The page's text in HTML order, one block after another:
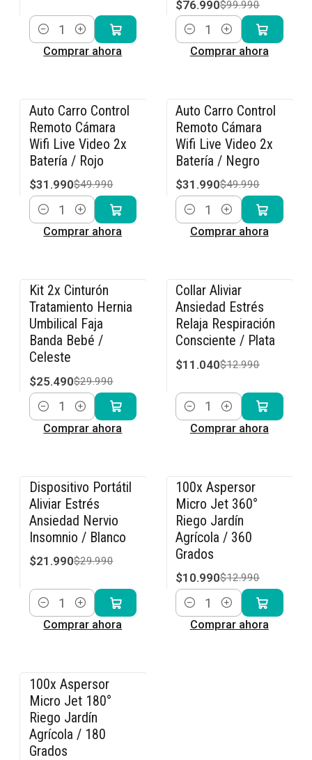
Cantidad
Comprar ahora
$76.990$99.990
Cantidad
Comprar ahora
-36% OFF
Auto Carro Control
Remoto Cámara
Wifi Live Video 2x
Batería / Rojo
$31.990$49.990
Cantidad
Comprar ahora
-36% OFF
Auto Carro Control
Remoto Cámara
Wifi Live Video 2x
Batería / Negro
$31.990$49.990
Cantidad
Comprar ahora
-15% OFF
Kit 2x Cinturón
Tratamiento Hernia
Umbilical Faja
Banda Bebé /
Celeste
$25.490$29.990
Cantidad
Comprar ahora
-15% OFF
Collar Aliviar
Ansiedad Estrés
Relaja Respiración
Consciente / Plata
$11.040$12.990
Cantidad
Comprar ahora
-27% OFF
Dispositivo Portátil
Aliviar Estrés
Ansiedad Nervio
Insomnio / Blanco
$21.990$29.990
Cantidad
Comprar ahora
-15% OFF
100x Aspersor
Micro Jet 360°
Riego Jardín
Agrícola / 360
Grados
$10.990$12.990
Cantidad
Comprar ahora
-15% OFF
100x Aspersor
Micro Jet 180°
Riego Jardín
Agrícola / 180
Grados